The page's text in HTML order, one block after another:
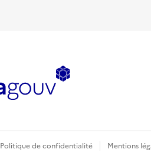
Politique de confidentialité Mentions